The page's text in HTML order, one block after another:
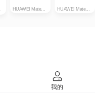
HUAWEI MateView SE 23.8 HUAWEI MateView SE 27
我的